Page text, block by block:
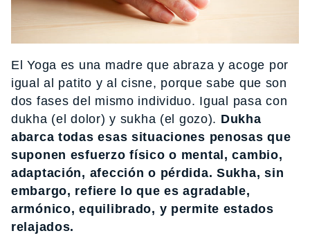
El Yoga es una madre que abraza y acoge por
igual al patito y al cisne, porque sabe que son
dos fases del mismo individuo. Igual pasa con
dukha (el dolor) y sukha (el gozo). Dukha
abarca todas esas situaciones penosas que
suponen esfuerzo físico o mental, cambio,
adaptación, afección o pérdida. Sukha, sin
embargo, refiere lo que es agradable,
armónico, equilibrado, y permite estados
relajados.